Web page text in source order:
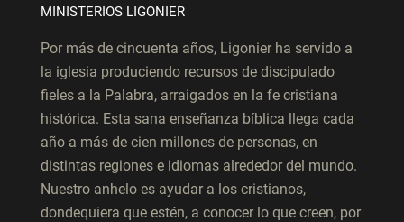
MINISTERIOS LIGONIER
Por más de cincuenta años, Ligonier ha servido a
la iglesia produciendo recursos de discipulado
fieles a la Palabra, arraigados en la fe cristiana
histórica. Esta sana enseñanza bíblica llega cada
año a más de cien millones de personas, en
distintas regiones e idiomas alrededor del mundo.
Nuestro anhelo es ayudar a los cristianos,
dondequiera que estén, a conocer lo que creen, por